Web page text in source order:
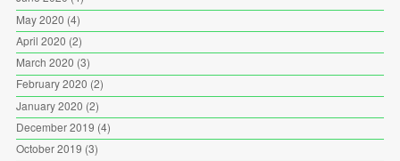
May 2020 (4)
April 2020 (2)
March 2020 (3)
February 2020 (2)
January 2020 (2)
December 2019 (4)
October 2019 (3)